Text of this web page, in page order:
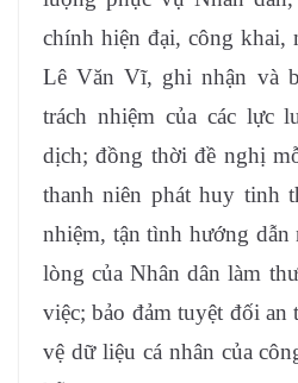
chính hiện đại, công
Lê Văn Vĩ, ghi nhận và
trách nhiệm của các lực
dịch; đồng thời đề nghị
thanh niên phát huy tinh
nhiệm, tận tình hướng dẫn
lòng của Nhân dân làm
việc; bảo đảm tuyệt đối an
vệ dữ liệu cá nhân của